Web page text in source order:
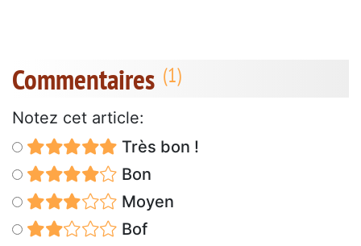
Commentaires
Notez cet article:
Très bon !
Bon
Moyen
Bof